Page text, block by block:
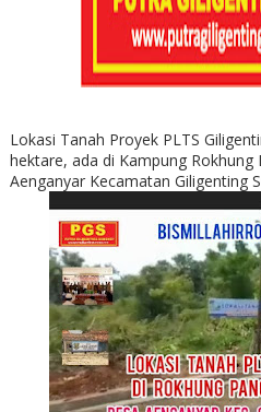
Lokasi Tanah Proyek PLTS
hektare, ada di Kampung
Aenganyar Kecamatan Giligenting